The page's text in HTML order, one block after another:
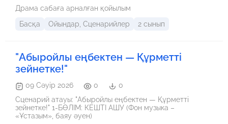
Драма сабаға арналған қойылым
Басқа
Ойындар, Сценарийлер 2 сынып
"Абыройлы еңбектен — Құрметті
зейнетке!"
09 Сәуір 2026 0
0
Сценарий атауы: "Абыройлы еңбектен — Құрметті
зейнетке!" 1-БӨЛІМ: КЕШТІ АШУ (Фон музыка –
«Ұстазым», баяу әуен)